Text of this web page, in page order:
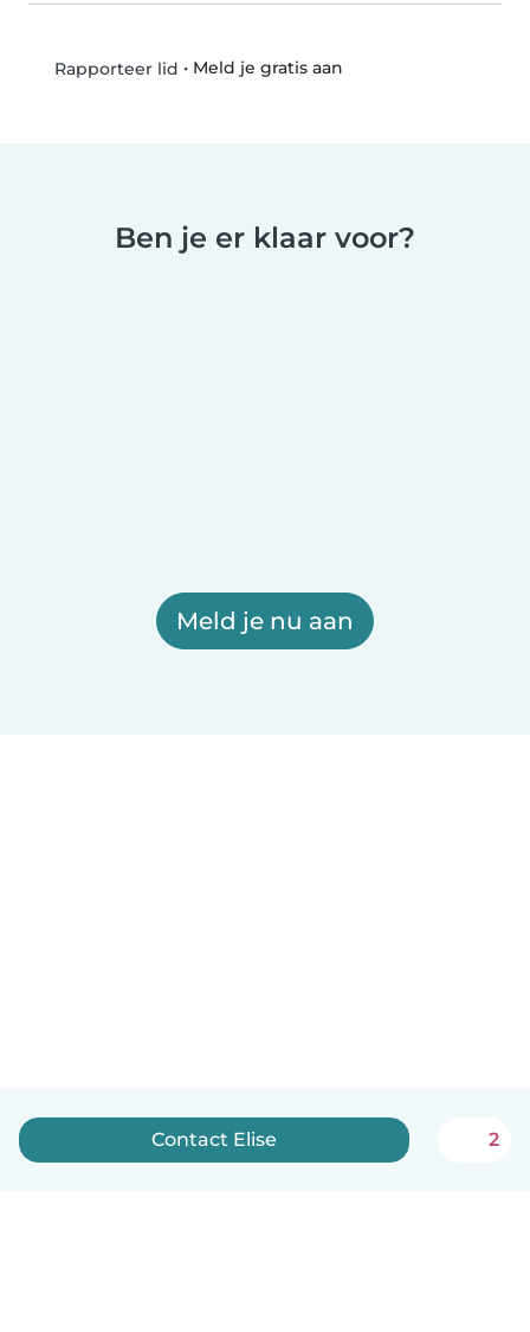
Rapporteer lid • Meld je gratis aan
Ben je er klaar voor?
Meld je nu aan
Contact Elise 2